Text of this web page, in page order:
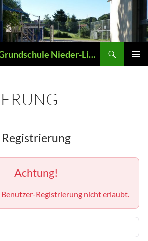
Förderverein der Grundschule Nieder-Liebersbach
Registrierung
Achtung!
Registrierung nicht erlaubt.